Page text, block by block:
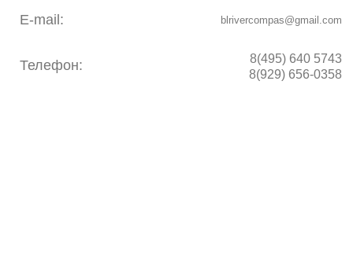
E-mail: blrivercompas@gmail.com
Телефон:
8(495) 640 5743
8(929) 656-0358